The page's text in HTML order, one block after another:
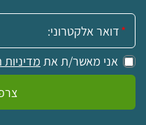
אימייל:
אני מאשר/ת את